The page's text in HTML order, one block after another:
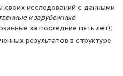
своих исследований с данными
и зарубежные
за последние пять лет);
результатов в структуре